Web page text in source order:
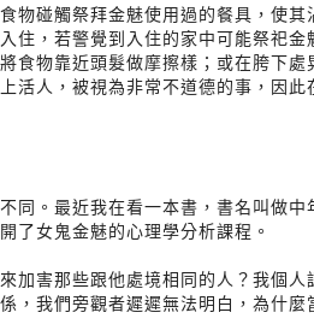
碰觸祭拜金魅使用過的餐具，使
，若警覺到入住的家中可能祭祀
物靠近頭髮做摩擦樣；或在胯下
人，被視為非常不道德的事，因
。最近我在看一本書，書名叫做
了女鬼金魅的心理學分析課程。
害那些跟他處境相同的人？我個
我們旁觀者遲遲無法明白，為什麼